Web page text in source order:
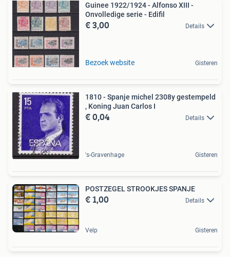
Guinee 1922/1924 - Alfonso XIII -
Onvolledige serie - Edifil
€ 3,00 Details
Bezoek website Gisteren
1810 - Spanje michel 2308y gestempeld
, Koning Juan Carlos I
€ 0,04 Details
's-Gravenhage Gisteren
POSTZEGEL STROOKJES SPANJE
€ 1,00 Details
Velp Gisteren